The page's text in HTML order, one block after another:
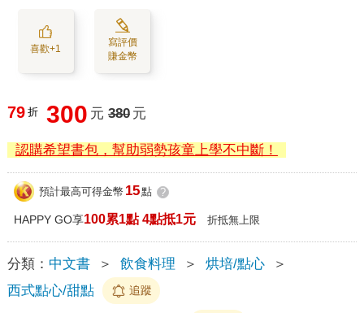
喜歡+1
寫評價
賺金幣
79 折 300 元 380 元
認購希望書包，幫助弱勢孩童上學不中斷！
預計最高可得金幣 15點 ?
HAPPY GO享100累1點 4點抵1元 折抵無上限
分類： 中文書 ＞ 飲食料理 ＞ 烘培/點心
＞
西式點心/甜點
追蹤